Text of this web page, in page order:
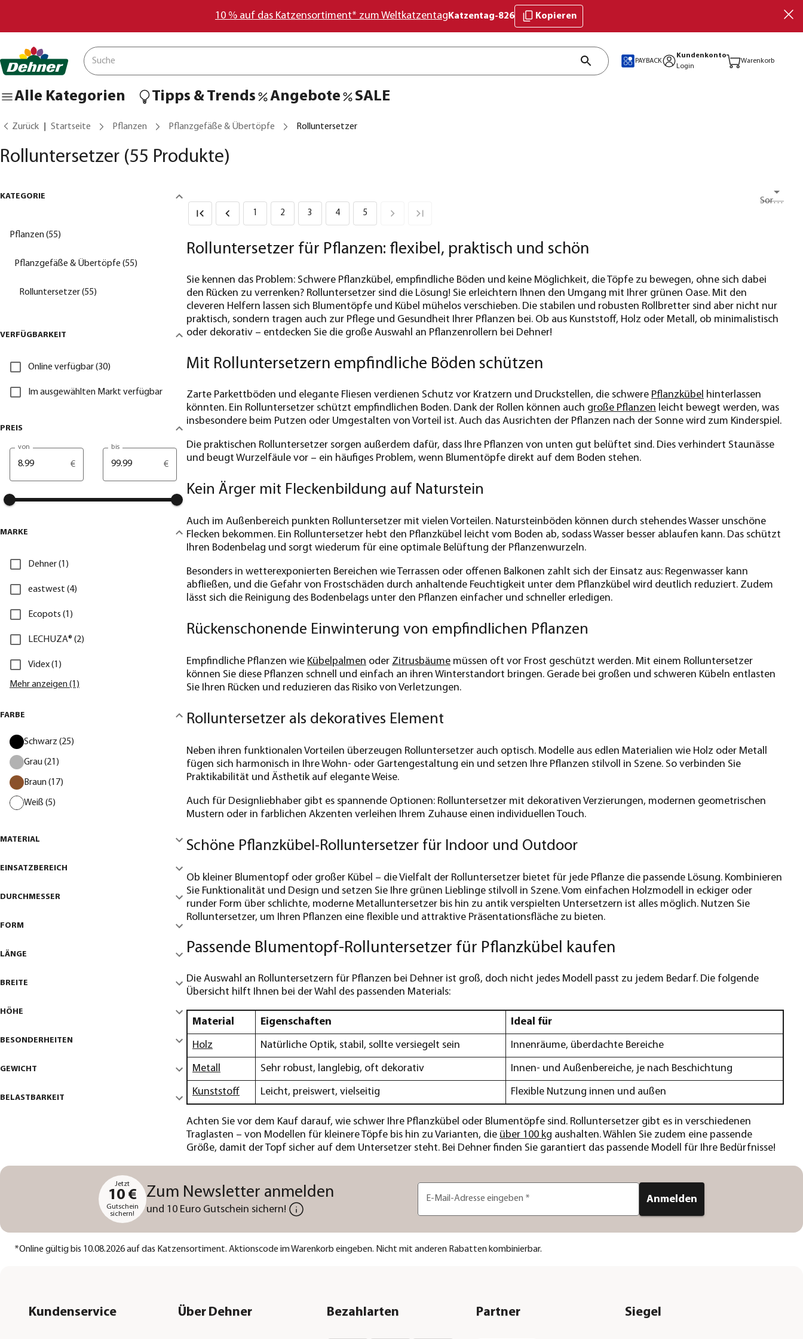
10 % auf das Katzensortiment* zum Weltkatzentag Katzentag-826 Kopieren
PAYBACK
Kundenkonto
Login
Warenkorb
Alle Kategorien Tipps & Trends Angebote SALE
Zurück Startseite Pflanzen Pflanzgefäße & Übertöpfe Rolluntersetzer
Rolluntersetzer (55 Produkte)
KATEGORIE
Pflanzen (55)
Pflanzgefäße & Übertöpfe (55)
Rolluntersetzer (55)
VERFÜGBARKEIT
Online verfügbar (30)
Im ausgewählten Markt verfügbar
PREIS
von
€
bis
€
MARKE
Dehner (1)
eastwest (4)
Ecopots (1)
LECHUZA® (2)
Videx (1)
Mehr anzeigen (1)
FARBE
Schwarz (25)
Grau (21)
Braun (17)
Weiß (5)
MATERIAL
EINSATZBEREICH
DURCHMESSER
FORM
LÄNGE
BREITE
HÖHE
BESONDERHEITEN
GEWICHT
BELASTBARKEIT
Sortieren nach
1 2 3 4 5
Rolluntersetzer für Pflanzen: flexibel, praktisch und schön
Sie kennen das Problem: Schwere Pflanzkübel, empfindliche Böden und keine Möglichkeit, die Töpfe zu bewegen, ohne sich dabei
den Rücken zu verrenken? Rolluntersetzer sind die Lösung! Sie erleichtern Ihnen den Umgang mit Ihrer grünen Oase. Mit den
cleveren Helfern lassen sich Blumentöpfe und Kübel mühelos verschieben. Die stabilen und robusten Rollbretter sind aber nicht nur
praktisch, sondern tragen auch zur Pflege und Gesundheit Ihrer Pflanzen bei. Ob aus Kunststoff, Holz oder Metall, ob minimalistisch
oder dekorativ – entdecken Sie die große Auswahl an Pflanzenrollern bei Dehner!
Mit Rolluntersetzern empfindliche Böden schützen
Zarte Parkettböden und elegante Fliesen verdienen Schutz vor Kratzern und Druckstellen, die schwere Pflanzkübel hinterlassen
könnten. Ein Rolluntersetzer schützt empfindlichen Boden. Dank der Rollen können auch große Pflanzen leicht bewegt werden, was
insbesondere beim Putzen oder Umgestalten von Vorteil ist. Auch das Ausrichten der Pflanzen nach der Sonne wird zum Kinderspiel.
Die praktischen Rolluntersetzer sorgen außerdem dafür, dass Ihre Pflanzen von unten gut belüftet sind. Dies verhindert Staunässe
und beugt Wurzelfäule vor – ein häufiges Problem, wenn Blumentöpfe direkt auf dem Boden stehen.
Kein Ärger mit Fleckenbildung auf Naturstein
Auch im Außenbereich punkten Rolluntersetzer mit vielen Vorteilen. Natursteinböden können durch stehendes Wasser unschöne
Flecken bekommen. Ein Rolluntersetzer hebt den Pflanzkübel leicht vom Boden ab, sodass Wasser besser ablaufen kann. Das schützt
Ihren Bodenbelag und sorgt wiederum für eine optimale Belüftung der Pflanzenwurzeln.
Besonders in wetterexponierten Bereichen wie Terrassen oder offenen Balkonen zahlt sich der Einsatz aus: Regenwasser kann
abfließen, und die Gefahr von Frostschäden durch anhaltende Feuchtigkeit unter dem Pflanzkübel wird deutlich reduziert. Zudem
lässt sich die Reinigung des Bodenbelags unter den Pflanzen einfacher und schneller erledigen.
Rückenschonende Einwinterung von empfindlichen Pflanzen
Empfindliche Pflanzen wie Kübelpalmen oder Zitrusbäume müssen oft vor Frost geschützt werden. Mit einem Rolluntersetzer
können Sie diese Pflanzen schnell und einfach an ihren Winterstandort bringen. Gerade bei großen und schweren Kübeln entlasten
Sie Ihren Rücken und reduzieren das Risiko von Verletzungen.
Rolluntersetzer als dekoratives Element
Neben ihren funktionalen Vorteilen überzeugen Rolluntersetzer auch optisch. Modelle aus edlen Materialien wie Holz oder Metall
fügen sich harmonisch in Ihre Wohn- oder Gartengestaltung ein und setzen Ihre Pflanzen stilvoll in Szene. So verbinden Sie
Praktikabilität und Ästhetik auf elegante Weise.
Auch für Designliebhaber gibt es spannende Optionen: Rolluntersetzer mit dekorativen Verzierungen, modernen geometrischen
Mustern oder in farblichen Akzenten verleihen Ihrem Zuhause einen individuellen Touch.
Schöne Pflanzkübel-Rolluntersetzer für Indoor und Outdoor
Ob kleiner Blumentopf oder großer Kübel – die Vielfalt der Rolluntersetzer bietet für jede Pflanze die passende Lösung. Kombinieren
Sie Funktionalität und Design und setzen Sie Ihre grünen Lieblinge stilvoll in Szene. Vom einfachen Holzmodell in eckiger oder
runder Form über schlichte, moderne Metalluntersetzer bis hin zu antik verspielten Untersetzern ist alles möglich. Nutzen Sie
Rolluntersetzer, um Ihren Pflanzen eine flexible und attraktive Präsentationsfläche zu bieten.
Passende Blumentopf-Rolluntersetzer für Pflanzkübel kaufen
Die Auswahl an Rolluntersetzern für Pflanzen bei Dehner ist groß, doch nicht jedes Modell passt zu jedem Bedarf. Die folgende
Übersicht hilft Ihnen bei der Wahl des passenden Materials:
Material Eigenschaften Ideal für
Holz Natürliche Optik, stabil, sollte versiegelt sein Innenräume, überdachte Bereiche
Metall Sehr robust, langlebig, oft dekorativ Innen- und Außenbereiche, je nach Beschichtung
Kunststoff Leicht, preiswert, vielseitig Flexible Nutzung innen und außen
Achten Sie vor dem Kauf darauf, wie schwer Ihre Pflanzkübel oder Blumentöpfe sind. Rolluntersetzer gibt es in verschiedenen
Traglasten – von Modellen für kleinere Töpfe bis hin zu Varianten, die über 100 kg aushalten. Wählen Sie zudem eine passende
Größe, damit der Topf sicher auf dem Untersetzer steht. Bei Dehner finden Sie garantiert das passende Modell für Ihre Bedürfnisse!
Jetzt
10 €
Gutschein
sichern!
Zum Newsletter anmelden
und 10 Euro Gutschein sichern!
E-Mail-Adresse eingeben * Anmelden
*Online gültig bis 10.08.2026 auf das Katzensortiment. Aktionscode im Warenkorb eingeben. Nicht mit anderen Rabatten kombinierbar.
Kundenservice Über Dehner Bezahlarten Partner Siegel